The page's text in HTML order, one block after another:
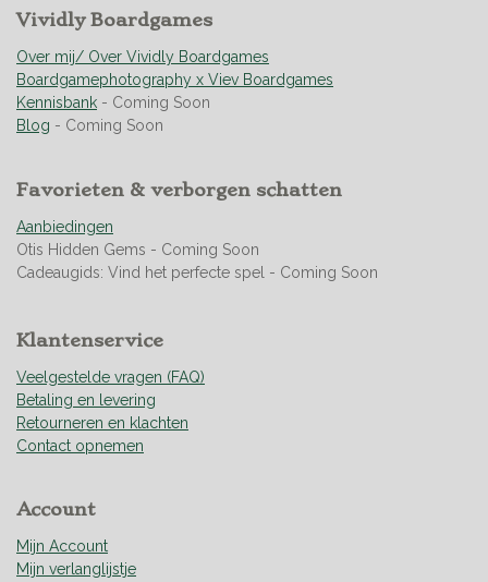
n
g
:
4
.
9
t
e
r
r
r r
r
e
n
r
r
e
n
r
r
e
n
r
r
e
n
n
Vividly Boardgames
Over mij/ Over Vividly Boardgames
Boardgamephotography x Viev Boardgames
Kennisbank - Coming Soon
Blog - Coming Soon
Favorieten & verborgen schatten
Aanbiedingen
Otis Hidden Gems - Coming Soon
Cadeaugids: Vind het perfecte spel - Coming Soon
Klantenservice
Veelgestelde vragen (FAQ)
Betaling en levering
Retourneren en klachten
Contact opnemen
Account
Mijn Account
Mijn verlanglijstje